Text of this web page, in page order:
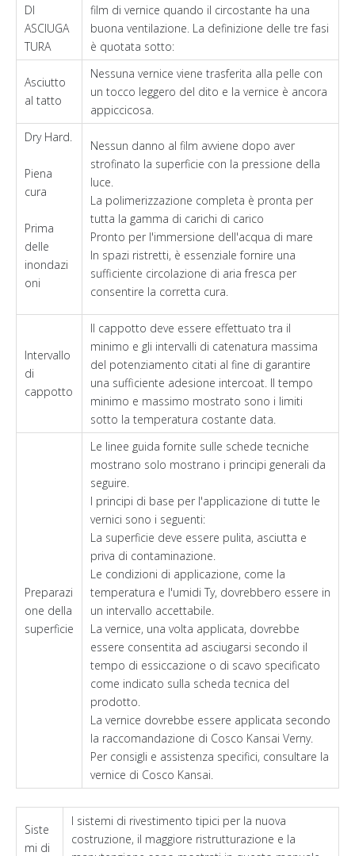
DI
ASCIUGA
TURA
film di vernice quando il circostante ha una
buona ventilazione. La definizione delle tre fasi
è quotata sotto:
Asciutto
al tatto
Nessuna vernice viene trasferita alla pelle con
un tocco leggero del dito e la vernice è ancora
appiccicosa.
Dry Hard.
Piena
cura
Prima
delle
inondazi
oni
Nessun danno al film avviene dopo aver
strofinato la superficie con la pressione della
luce.
La polimerizzazione completa è pronta per
tutta la gamma di carichi di carico
Pronto per l'immersione dell'acqua di mare
In spazi ristretti, è essenziale fornire una
sufficiente circolazione di aria fresca per
consentire la corretta cura.
Intervallo
di
cappotto
Il cappotto deve essere effettuato tra il
minimo e gli intervalli di catenatura massima
del potenziamento citati al fine di garantire
una sufficiente adesione intercoat. Il tempo
minimo e massimo mostrato sono i limiti
sotto la temperatura costante data.
Preparazi
one della
superficie
Le linee guida fornite sulle schede tecniche
mostrano solo mostrano i principi generali da
seguire.
I principi di base per l'applicazione di tutte le
vernici sono i seguenti:
La superficie deve essere pulita, asciutta e
priva di contaminazione.
Le condizioni di applicazione, come la
temperatura e l'umidi Ty, dovrebbero essere in
un intervallo accettabile.
La vernice, una volta applicata, dovrebbe
essere consentita ad asciugarsi secondo il
tempo di essiccazione o di scavo specificato
come indicato sulla scheda tecnica del
prodotto.
La vernice dovrebbe essere applicata secondo
la raccomandazione di Cosco Kansai Verny.
Per consigli e assistenza specifici, consultare la
vernice di Cosco Kansai.
Siste
mi di
I sistemi di rivestimento tipici per la nuova
costruzione, il maggiore ristrutturazione e la